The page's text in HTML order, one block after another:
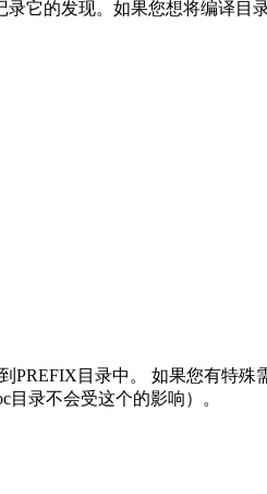
它的发现。如果您想将编译目
PREFIX目录中。 如果您有特
录不会受这个的影响）。